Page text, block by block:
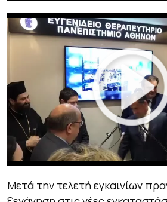
Μετά την τελετή εγκαινίων